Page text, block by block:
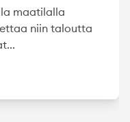
maatilalla
niin taloutta